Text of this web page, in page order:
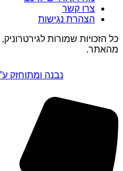
צרו קשר
הצהרת נגישות
כל הזכויות שמורות
מהאתר.
נבנה ומתוחזק